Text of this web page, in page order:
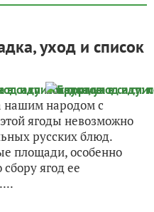
уход и список
нашим народом с
ягоды невозможно
русских блюд.
площади, особенно
ягод ее